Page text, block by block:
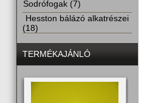
Sodrófogak (7)
Hesston bálázó alkatrészei
(18)
TERMÉKAJÁNLÓ